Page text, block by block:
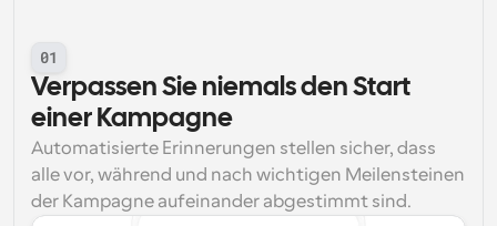
01
Verpassen Sie niemals den Start
einer Kampagne
Automatisierte Erinnerungen stellen sicher, dass
alle vor, während und nach wichtigen Meilensteinen
der Kampagne aufeinander abgestimmt sind.